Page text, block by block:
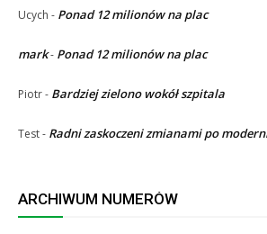
Ucych - Ponad 12 milionów na plac
mark- Ponad 12 milionów na plac
Piotr- Bardziej zielono wokół szpitala
Test- Radni zaskoczeni zmianami po
ARCHIWUM NUMERÓW